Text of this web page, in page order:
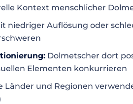
Kontext menschlicher
niedriger Auflösung oder
Dolmetscher dort
Elementen konkurrieren
Länder und Regionen